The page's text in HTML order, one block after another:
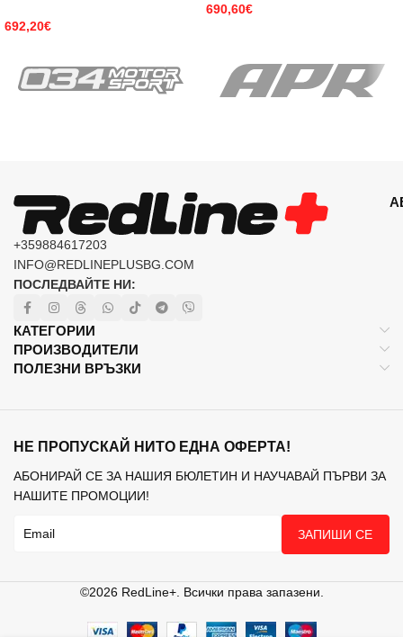
692,20€
690,60€
+359884617203
INFO@REDLINEPLUSBG.COM
ПОСЛЕДВАЙТЕ НИ:
КАТЕГОРИИ
ПРОИЗВОДИТЕЛИ
ПОЛЕЗНИ ВРЪЗКИ
НЕ ПРОПУСКАЙ НИТО ЕДНА ОФЕРТА!
АБОНИРАЙ СЕ ЗА НАШИЯ БЮЛЕТИН И НАУЧАВАЙ ПЪРВИ ЗА
НАШИТЕ ПРОМОЦИИ!
ЗАПИШИ СЕ
©2026 RedLine+. Всички права запазени.